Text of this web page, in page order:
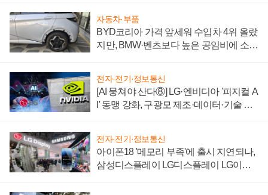
자동차·부품
BYD코리아 가격 앞세워 수입차 4위 올랐
지만, BMW·벤츠보다 높은 공임비에 소비
전자·전기·정보통신
[AI 뭉쳐야 산다⑧] LG·엔비디아 '피지컬 A
I' 동맹 강화, 구광모 제조·데이터·기술 결
전자·전기·정보통신
아이폰18 '메모리 부족'에 출시 지연되나,
삼성디스플레이 LG디스플레이 LG이노